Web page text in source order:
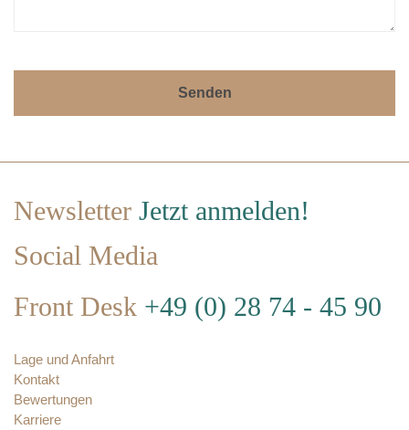
Lage und Anfahrt
Kontakt
Bewertungen
Karriere
Newsletter Jetzt anmelden!
Social Media
Front Desk +49 (0) 28 74 - 45 90